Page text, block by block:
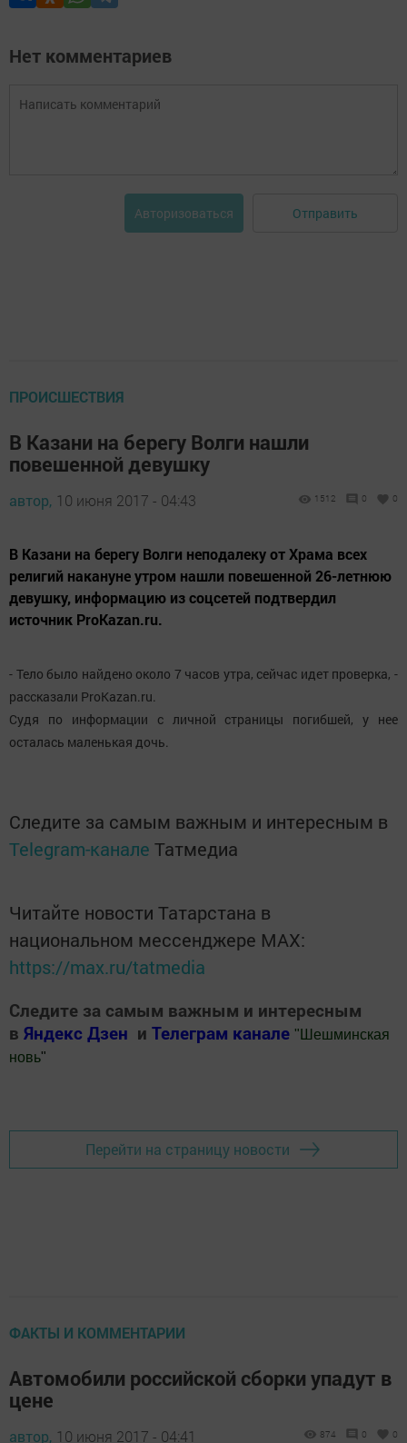
Нет комментариев
Авторизоваться Отправить
ПРОИСШЕСТВИЯ
В Казани на берегу Волги нашли
повешенной девушку
автор, 10 июня 2017 - 04:43 1512 0 0
В Казани на берегу Волги неподалеку от Храма всех
религий накануне утром нашли повешенной 26-летнюю
девушку, информацию из соцсетей подтвердил
источник ProKazan.ru.
- Тело было найдено около 7 часов утра, сейчас идет проверка, -
рассказали ProKazan.ru.
Судя по информации с личной страницы погибшей, у нее
осталась маленькая дочь.
Следите за самым важным и интересным в
Telegram-канале Татмедиа
Читайте новости Татарстана в
национальном мессенджере MАХ:
https://max.ru/tatmedia
Следите за самым важным и интересным
в Яндекс Дзен и Телеграм канале " Шешминская
новь"
Перейти на страницу новости
ФАКТЫ И КОММЕНТАРИИ
Автомобили российской сборки упадут в
цене
автор, 10 июня 2017 - 04:41 874 0 0